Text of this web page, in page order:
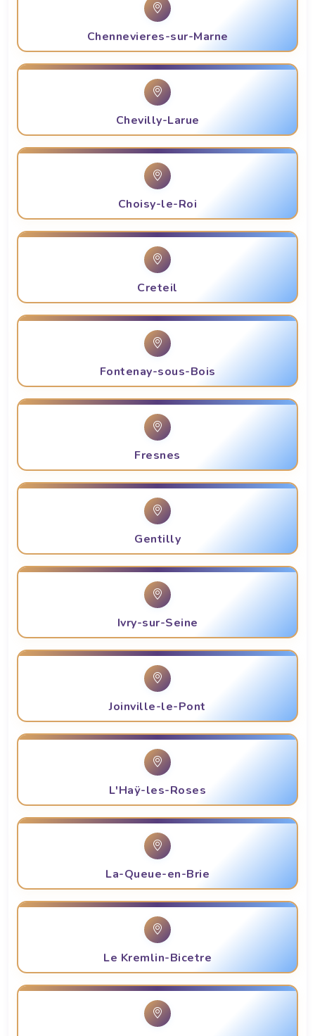
Chennevieres-sur-Marne
Chevilly-Larue
Choisy-le-Roi
Creteil
Fontenay-sous-Bois
Fresnes
Gentilly
Ivry-sur-Seine
Joinville-le-Pont
L'Haÿ-les-Roses
La-Queue-en-Brie
Le Kremlin-Bicetre